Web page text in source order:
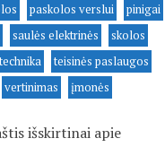
paskolos verslui
pinigai
saulės elektrinės
skolos
technika
teisinės paslaugos
vertinimas įmonės
išskirtinai apie